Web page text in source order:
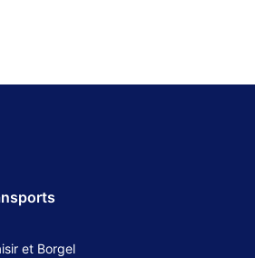
et Borgel